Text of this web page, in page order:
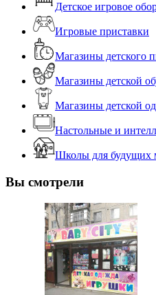
Детское игровое
Игровые приставки
Магазины детского
Магазины детской
Магазины детской
Настольные и
Школы для будущих
Вы смотрели